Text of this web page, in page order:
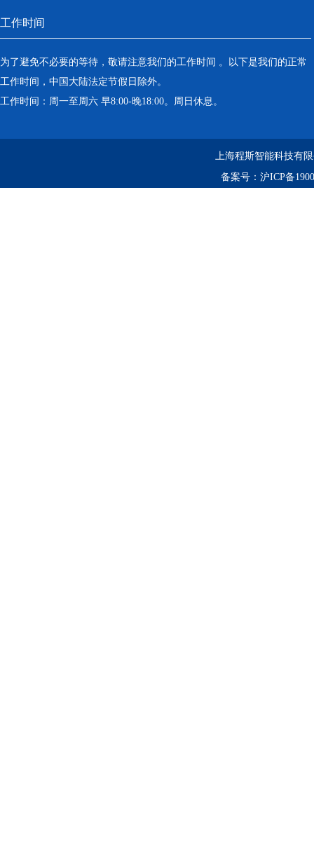
循环水槽
微孔板孵育器
药品稳定性试验箱
工作时间
为了避免不必要的等待，敬请注意我们的工作时间 。以下是我们的正常
工作时间，中国大陆法定节假日除外。
工作时间：周一至周六 早8:00-晚18:00。周日休息。
上海程斯智能科技有
备案号： 沪ICP备